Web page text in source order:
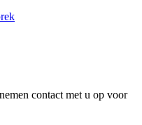
contact met u op voor